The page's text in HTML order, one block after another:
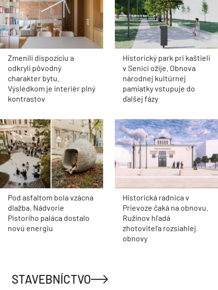
Zmenili dispozíciu a
odkryli pôvodný
charakter bytu.
Výsledkom je interiér plný
kontrastov
Historický park pri kaštieli
v Senici ožije. Obnova
národnej kultúrnej
pamiatky vstupuje do
ďalšej fázy
Pod asfaltom bola vzácna
dlažba. Nádvorie
Pistoriho paláca dostalo
novú energiu
Historická radnica v
Prievoze čaká na obnovu.
Ružinov hľadá
zhotoviteľa rozsiahlej
obnovy
STAVEBNÍCTVO